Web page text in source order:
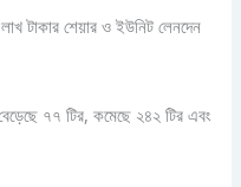
টাকার শেয়ার ও ইউনিট লেনদেন
৭৭ টির, কমেছে ২৪২ টির এবং